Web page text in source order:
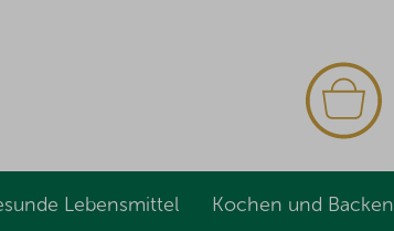
Lebensmittel Kochen und Backen